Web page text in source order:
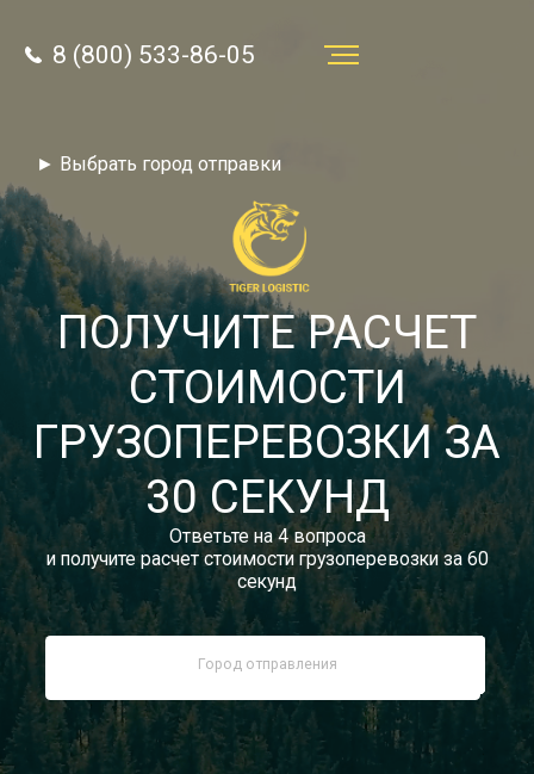
8 (800) 533-86-05
Звонок по России бесплатный
autotransport24@yandex.ru
Заказать звонок
Тарифы
Отзывы
Статьи
Новости
Документы
Контакты
► Выбрать город отправки
8 (800) 533-86-05
ПОЛУЧИТЕ РАСЧЕТ
СТОИМОСТИ
ГРУЗОПЕРЕВОЗКИ ЗА
30 СЕКУНД
Ответьте на 4 вопроса
и получите расчет стоимости грузоперевозки за 60
секунд